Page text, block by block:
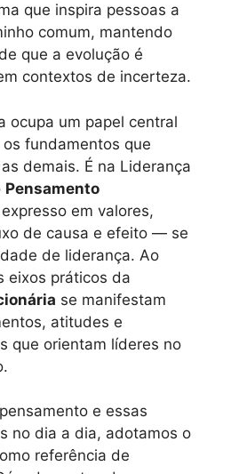
que inspira pessoas a
comum, mantendo
que a evolução é
contextos de incerteza.
ocupa um papel central
fundamentos que
demais. É na Liderança
Pensamento
em valores,
de causa e efeito — se
de liderança. Ao
eixos práticos da
se manifestam
atitudes e
que orientam líderes no
e essas
no dia a dia, adotamos o
referência de